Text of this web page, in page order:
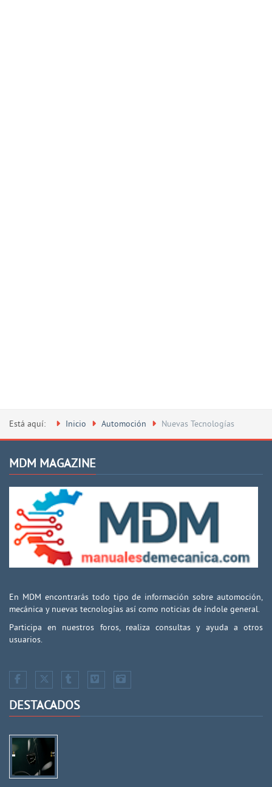
Está aquí: Inicio Automoción Nuevas Tecnologías
MDM MAGAZINE
En MDM encontrarás todo tipo de información sobre automoción,
mecánica y nuevas tecnologías así como noticias de índole general.
Participa en nuestros foros, realiza consultas y ayuda a otros
usuarios.
DESTACADOS